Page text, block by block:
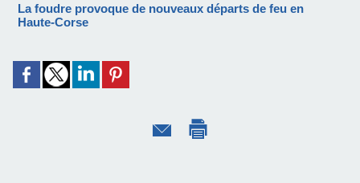
La foudre provoque de nouveaux départs de feu en
Haute-Corse